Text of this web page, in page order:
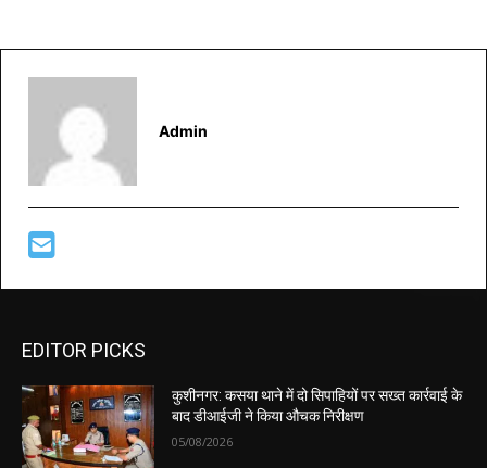
Admin
EDITOR PICKS
कुशीनगर: कसया थाने में दो सिपाहियों पर सख्त कार्रवाई के
बाद डीआईजी ने किया औचक निरीक्षण
05/08/2026